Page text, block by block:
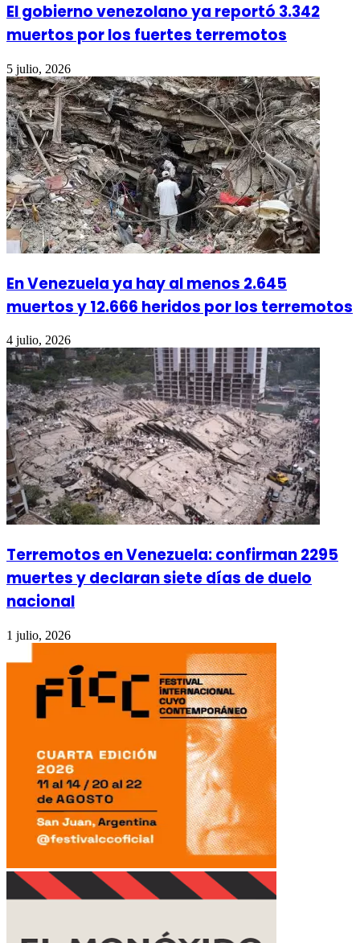
El gobierno venezolano ya reportó 3.342
muertos por los fuertes terremotos
5 julio, 2026
En Venezuela ya hay al menos 2.645
muertos y 12.666 heridos por los terremotos
4 julio, 2026
Terremotos en Venezuela: confirman 2295
muertes y declaran siete días de duelo
nacional
1 julio, 2026